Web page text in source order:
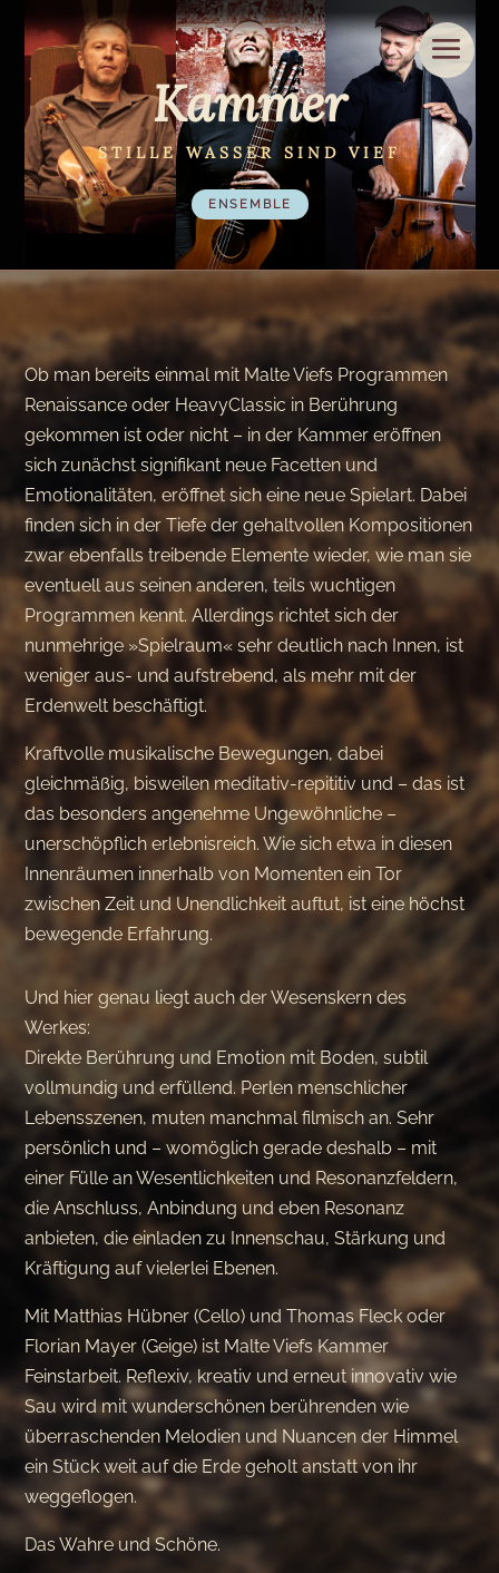
Kammer
STILLE WASSER SIND VIEF
ENSEMBLE
Ob man bereits einmal mit Malte Viefs Programmen
Renaissance oder HeavyClassic in Berührung
gekommen ist oder nicht – in der Kammer eröffnen
sich zunächst signifikant neue Facetten und
Emotionalitäten, eröffnet sich eine neue Spielart. Dabei
finden sich in der Tiefe der gehaltvollen Kompositionen
zwar ebenfalls treibende Elemente wieder, wie man sie
eventuell aus seinen anderen, teils wuchtigen
Programmen kennt. Allerdings richtet sich der
nunmehrige »Spielraum« sehr deutlich nach Innen, ist
weniger aus- und aufstrebend, als mehr mit der
Erdenwelt beschäftigt.
Kraftvolle musikalische Bewegungen, dabei
gleichmäßig, bisweilen meditativ-repititiv und – das ist
das besonders angenehme Ungewöhnliche –
unerschöpflich erlebnisreich. Wie sich etwa in diesen
Innenräumen innerhalb von Momenten ein Tor
zwischen Zeit und Unendlichkeit auftut, ist eine höchst
bewegende Erfahrung.
Und hier genau liegt auch der Wesenskern des
Werkes:
Direkte Berührung und Emotion mit Boden, subtil
vollmundig und erfüllend. Perlen menschlicher
Lebensszenen, muten manchmal filmisch an. Sehr
persönlich und – womöglich gerade deshalb – mit
einer Fülle an Wesentlichkeiten und Resonanzfeldern,
die Anschluss, Anbindung und eben Resonanz
anbieten, die einladen zu Innenschau, Stärkung und
Kräftigung auf vielerlei Ebenen.
Mit Matthias Hübner (Cello) und Thomas Fleck oder
Florian Mayer (Geige) ist Malte Viefs Kammer
Feinstarbeit. Reflexiv, kreativ und erneut innovativ wie
Sau wird mit wunderschönen berührenden wie
überraschenden Melodien und Nuancen der Himmel
ein Stück weit auf die Erde geholt anstatt von ihr
weggeflogen.
Das Wahre und Schöne.